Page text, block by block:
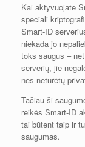
Kai aktyvuojate
speciali
Smart-ID
niekada jo
toks saugus –
serverių, jie
nes neturėtų
Tačiau ši
reikės Smart-ID
tai būtent taip ir
saugumas.